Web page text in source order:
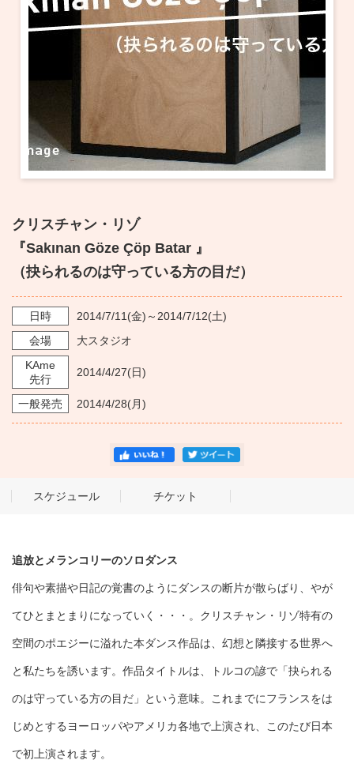
クリスチャン・リゾ
『Sakınan Göze Çöp Batar 』
（抉られるのは守っている方の目だ）
日時 2014/7/11 (金)～ 2014/7/12(土)
会場
大スタジオ
KAme
先行
2014/4/27(日)
一般発売 2014/4/28(月)
スケジュール チケット
追放とメランコリーのソロダンス
俳句や素描や日記の覚書のようにダンスの断片が散らばり、やが
てひとまとまりになっていく・・・。クリスチャン・リゾ特有の
空間のポエジーに溢れた本ダンス作品は、幻想と隣接する世界へ
と私たちを誘います。作品タイトルは、トルコの諺で「抉られる
のは守っている方の目だ」という意味。これまでにフランスをは
じめとするヨーロッパやアメリカ各地で上演され、このたび日本
で初上演されます。